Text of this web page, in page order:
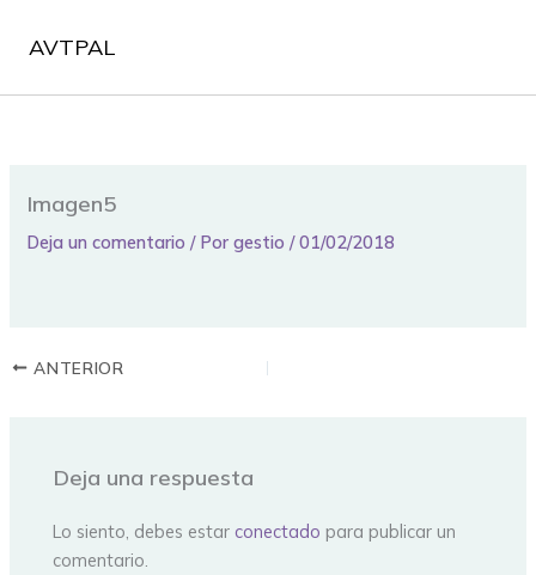
AVTPAL
Imagen5
Deja un comentario / Porgestio/01/02/2018
ANTERIOR
Deja una respuesta
Lo siento, debes estar conectado para publicar un
comentario.